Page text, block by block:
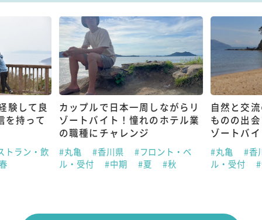
験して良
を持って
トラン・飲
カップルで日本一周しながらリ
ゾートバイト！憧れのホテル業
の職種にチャレンジ
#丸亀 #香川県
#フロント・ベ
ル・受付
#中期 #夏 #秋
自然と交
ものの出
ゾートバ
#丸亀
#香
ル・受付